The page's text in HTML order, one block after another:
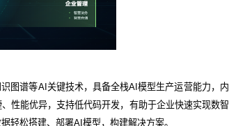
图谱等AI关键技术，具备全栈AI模型生产运营能力，内
性能优异，支持低代码开发，有助于企业快速实现数智
轻松搭建、部署AI模型，构建解决方案。